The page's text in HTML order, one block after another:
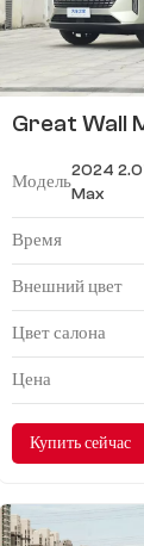
Great Wall
Модель
2024
Max
Время
Внешний цвет
Цвет салона
Цена
Купить сейчас